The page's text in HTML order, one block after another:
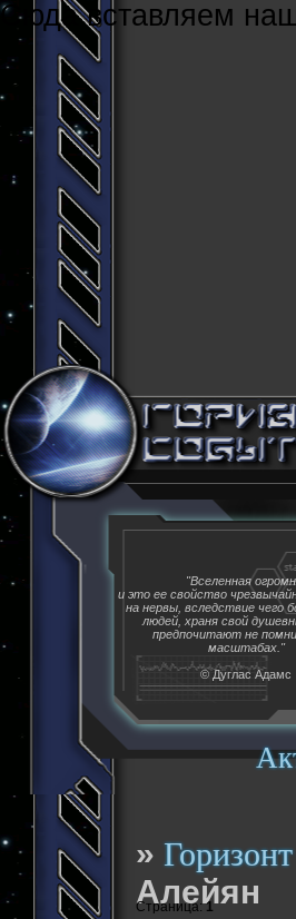
Cюда вставляем
"Вселенная
и это ее свойство
на нервы, вследствие чего
людей, храня свой
предпочитают не
масштабах."
© Дуглас Адамс
»
Алейян
Страница:1